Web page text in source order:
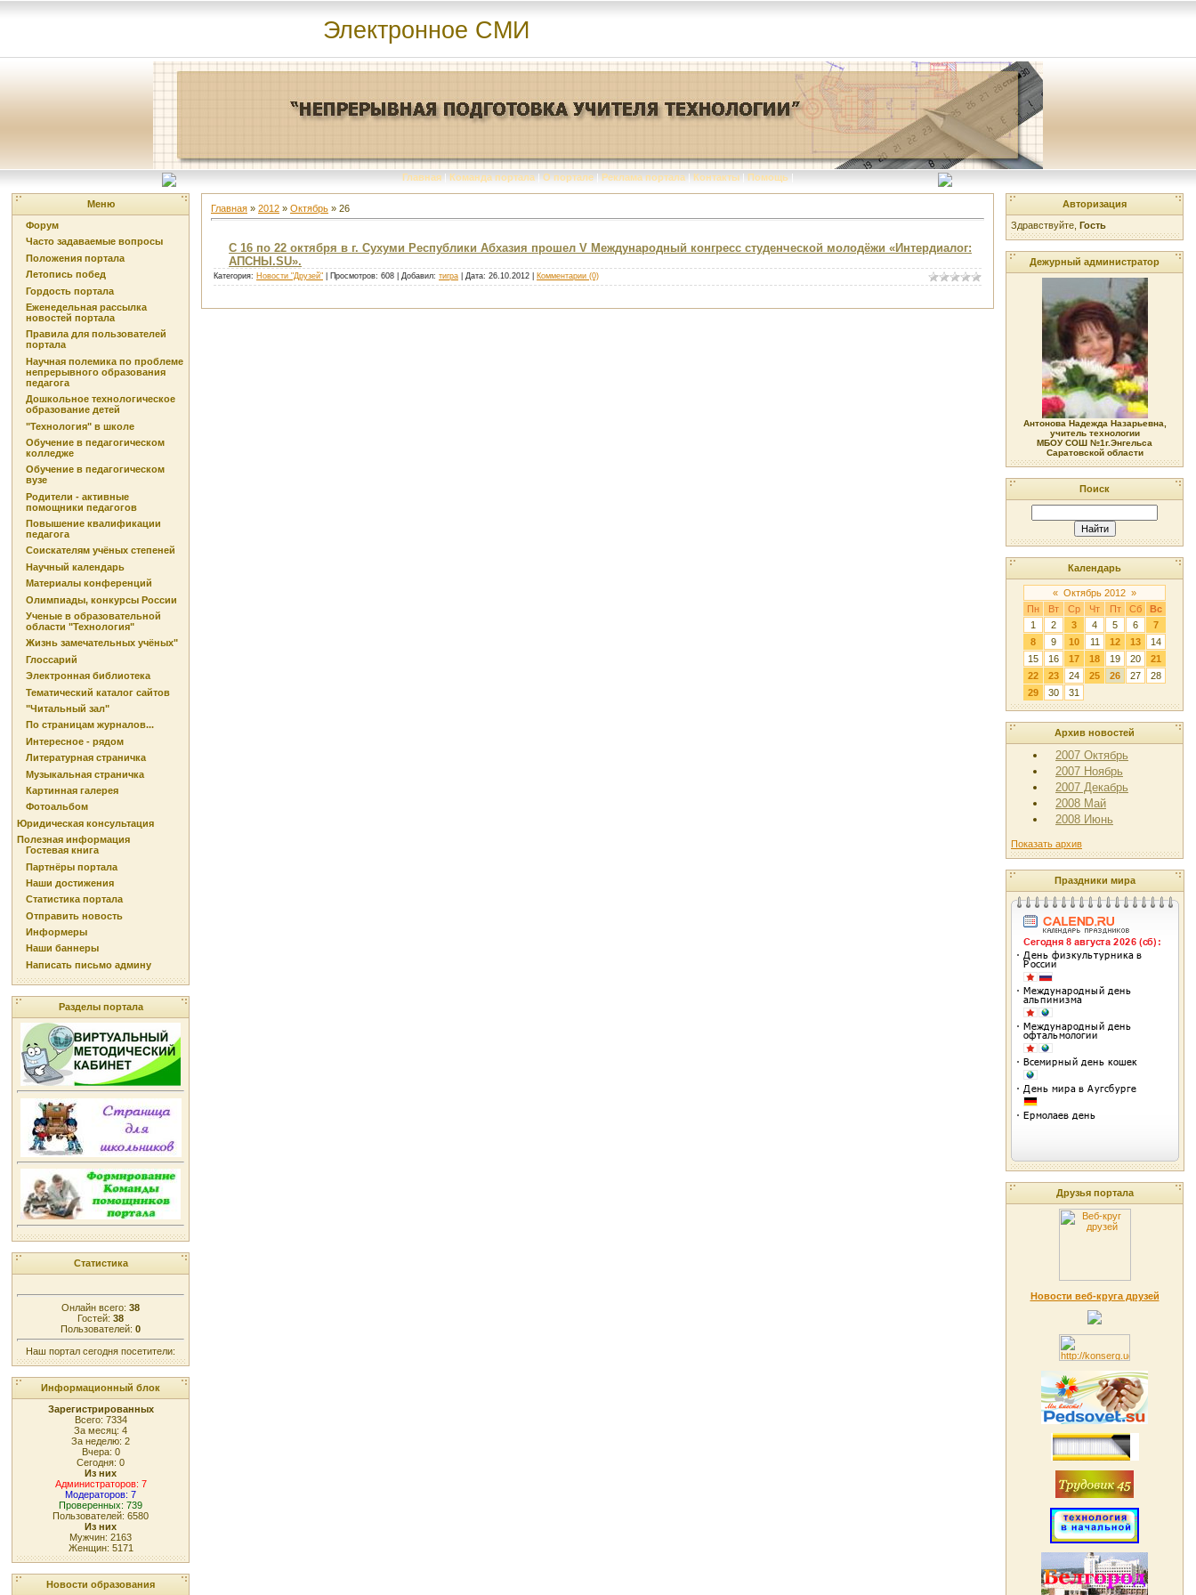
Электронное СМИ
Главная | Команда портала | О портале | Реклама портала | Контакты | Помощь |
Меню
Форум
Часто задаваемые вопросы
Положения портала
Летопись побед
Гордость портала
Еженедельная рассылка
новостей портала
Правила для пользователей
портала
Научная полемика по проблеме
непрерывного образования
педагога
Дошкольное технологическое
образование детей
"Технология" в школе
Обучение в педагогическом
колледже
Обучение в педагогическом
вузе
Родители - активные
помощники педагогов
Повышение квалификации
педагога
Соискателям учёных степеней
Научный календарь
Материалы конференций
Олимпиады, конкурсы России
Ученые в образовательной
области "Технология"
Жизнь замечательных учёных"
Глоссарий
Электронная библиотека
Тематический каталог сайтов
"Читальный зал"
По страницам журналов...
Интересное - рядом
Литературная страничка
Музыкальная страничка
Картинная галерея
Фотоальбом
Юридическая консультация
Полезная информация
Гостевая книга
Партнёры портала
Наши достижения
Статистика портала
Отправить новость
Информеры
Наши баннеры
Написать письмо админу
Разделы портала
Статистика
Онлайн всего: 38
Гостей: 38
Пользователей: 0
Наш портал сегодня посетители:
Информационный блок
Зарегистрированных
Всего: 7334
За месяц: 4
За неделю: 2
Вчера: 0
Сегодня: 0
Из них
Администраторов: 7
Модераторов: 7
Проверенных: 739
Пользователей: 6580
Из них
Мужчин: 2163
Женщин: 5171
Новости образования
Главная » 2012 » Октябрь » 26
С 16 по 22 октября в г. Сухуми Республики Абхазия прошел V Международный конгресс студенческой молодёжи «Интердиалог:
АПСНЫ.SU».
Категория: Новости "Друзей" | Просмотров: 608 | Добавил: тигра | Дата: 26.10.2012 Комментарии (0)
Авторизация
Здравствуйте, Гость
Дежурный администратор
Антонова Надежда Назарьевна,
учитель технологии
МБОУ СОШ №1г.Энгельса
Саратовской области
Поиск
Календарь
« Октябрь 2012 »
Пн
Вт Ср Чт Пт Сб
Вс
1
2 3 4 5 6
7
8
9 10 11 12 13
14
15
16 17 18 19 20
21
22
23 24 25 26 27
28
29
30 31
Архив новостей
2007 Октябрь
2007 Ноябрь
2007 Декабрь
2008 Май
2008 Июнь
Показать архив
Праздники мира
Друзья портала
Новости веб-круга друзей